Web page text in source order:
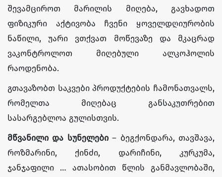
შევამციროთ მარილის მიღება, გავხადოთ
ფიზიკური აქტივობა ჩვენი ყოველდღიურობის
ნაწილი, უარი ვთქვათ მოწევაზე და მკაცრად
ვაკონტროლოთ მიღებული ალკოჰოლის
რაოდენობა.
გთავაზობთ საკვები პროდუქტების ჩამონათვალს,
რომელთა მიღებაც განსაკუთრებით
სასარგებლოა გულისთვის.
მწვანილი და სუნელები– ბეგქონდარა, თავშავა,
როზმარინი, ქინძი, დარიჩინი, კურკუმა,
ჯანჯაფილი … ათასობით წლის განმავლობაში,